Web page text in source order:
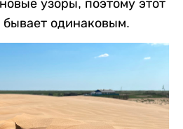
узоры, поэтому этот
одинаковым.